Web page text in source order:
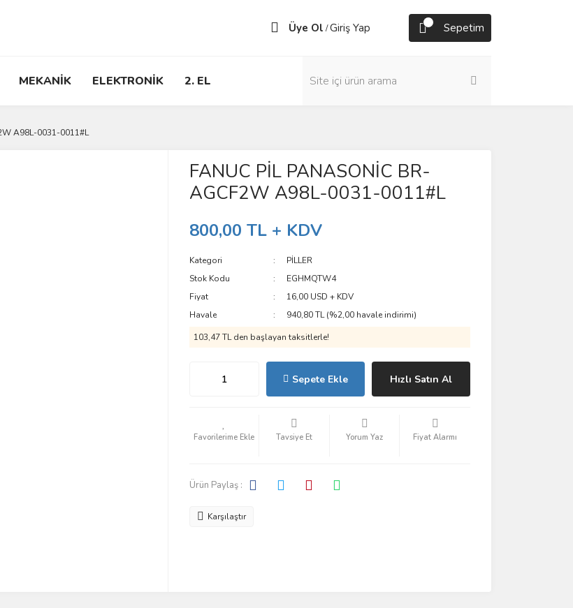
Üye Ol /Giriş Yap Sepetim
MEKANİK ELEKTRONİK 2. EL
A98L-0031-0011#L
FANUC PİL PANASONİC BR-
AGCF2W A98L-0031-0011#L
800,00 TL + KDV
Kategori
PİLLER
Stok Kodu
EGHMQTW4
Fiyat
16,00 USD + KDV
Havale
940,80 TL (%2,00 havale indirimi)
103,47 TL den başlayan taksitlerle!
Sepete Ekle Hızlı Satın Al
Tavsiye Et Yorum Yaz Fiyat Alarmı
Ürün Paylaş :
Karşılaştır